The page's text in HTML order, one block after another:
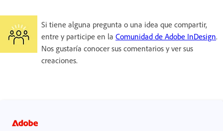
Si tiene alguna pregunta o una idea que compartir,
entre y participe en la Comunidad de Adobe InDesign.
Nos gustaría conocer sus comentarios y ver sus
creaciones.